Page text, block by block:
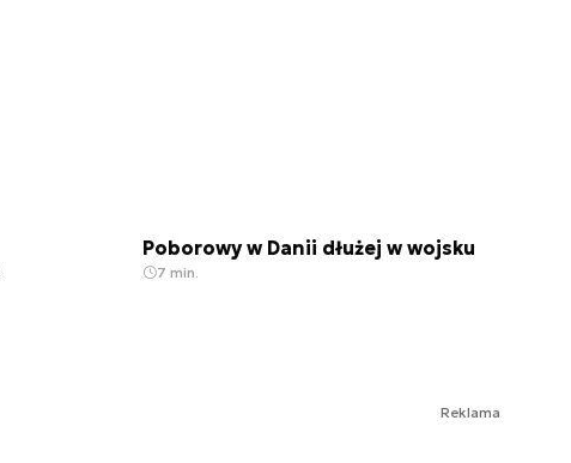
Poborowy w Danii dłużej w wojsku
7 min.
Reklama